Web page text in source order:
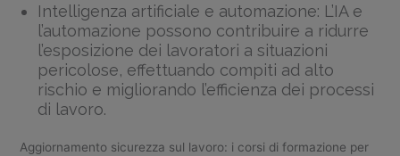
Intelligenza artificiale e automazione: L’IA e
l’automazione possono contribuire a ridurre
l’esposizione dei lavoratori a situazioni
pericolose, effettuando compiti ad alto
rischio e migliorando l’efficienza dei processi
di lavoro.
Aggiornamento sicurezza sul lavoro: i corsi di formazione per